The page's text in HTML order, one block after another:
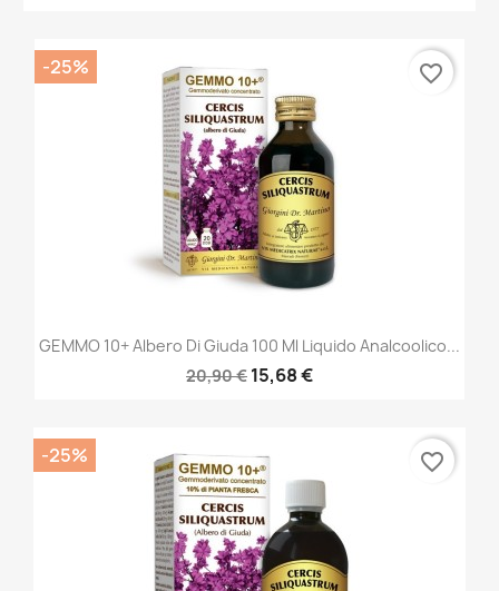
GEMMO 10+ Albero Di Giuda 100 Ml Liquido Analcoolico...
20,90 € 15,68 €
-25% favorite_border
-25% favorite_border